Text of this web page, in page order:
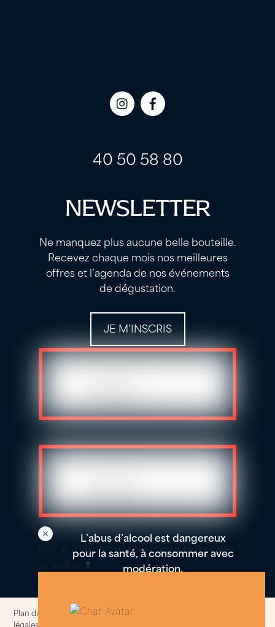
Icon
Icon
40 50 58 80
NEWSLETTER
Ne manquez plus aucune belle bouteille.
Recevez chaque mois nos meilleures
offres et l’agenda de nos événements
de dégustation.
JE M’INSCRIS
L’abus d’alcool est dangereux
pour la santé, à consommer avec
modération.
Plan du site Politique de confidentialités et cookies
légales
Besoin d'un conseil pour choisir ta bouteille ?
Je suis là 🍷